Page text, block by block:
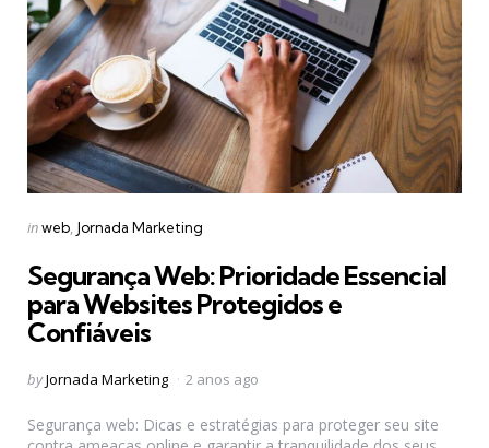
Categories
Posted
inweb Jornada Marketing
Segurança Web: Prioridade Essencial
para Websites Protegidos e
Confiáveis
Posted
byJornada Marketing 2 anos ago
Segurança web: Dicas e estratégias para proteger seu site